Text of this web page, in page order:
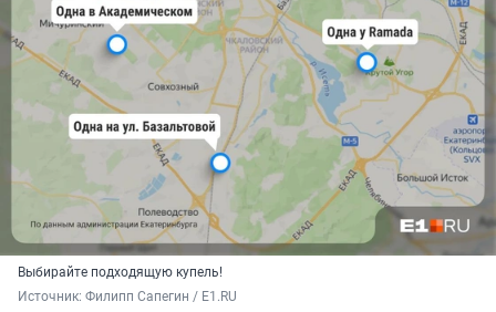
Выбирайте подходящую купель!
Источник: Филипп Сапегин / E1.RU